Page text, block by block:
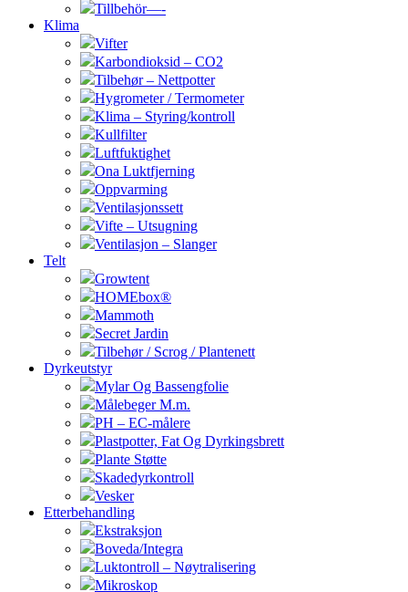
Tillbehör—-
Klima
Vifter
Karbondioksid – CO2
Tilbehør – Nettpotter
Hygrometer / Termometer
Klima – Styring/kontroll
Kullfilter
Luftfuktighet
Ona Luktfjerning
Oppvarming
Ventilasjonssett
Vifte – Utsugning
Ventilasjon – Slanger
Telt
Growtent
HOMEbox®
Mammoth
Secret Jardin
Tilbehør / Scrog / Plantenett
Dyrkeutstyr
Mylar Og Bassengfolie
Målebeger M.m.
PH – EC-målere
Plastpotter, Fat Og Dyrkingsbrett
Plante Støtte
Skadedyrkontroll
Vesker
Etterbehandling
Ekstraksjon
Boveda/Integra
Luktontroll – Nøytralisering
Mikroskop